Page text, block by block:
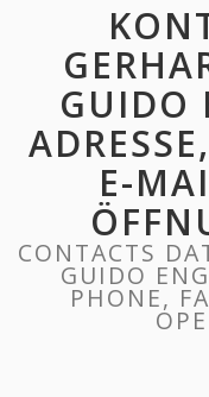
GUIDO
E-
CONTACTS
GUIDO
PHONE,